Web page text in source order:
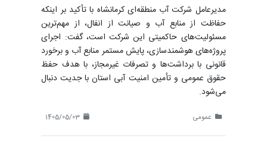
مدیرعامل شرکت آب منطقه‌ای کرمانشاه با تأکید بر اینکه
حفاظت از منابع آب و صیانت از انفال، از مهم‌ترین
مسئولیت‌های حاکمیتی این شرکت است، گفت: اجرای
پروژه‌های هوشمندسازی، پایش مستمر منابع آب و برخورد
قانونی با برداشت‌ها و تصرفات غیرمجاز، با هدف حفظ
حقوق عمومی و تأمین امنیت آبی استان با جدیت دنبال
می‌شود.
عمومی